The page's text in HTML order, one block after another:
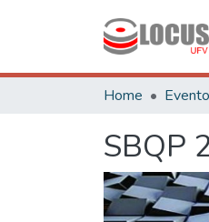
Home
SBQP